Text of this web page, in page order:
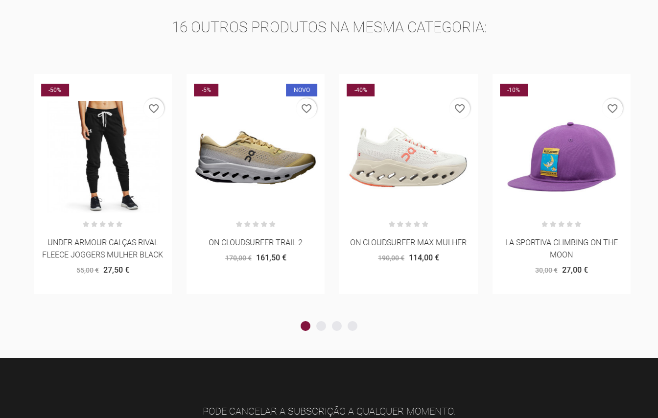
16 OUTROS PRODUTOS NA MESMA CATEGORIA:
-50%
UNDER ARMOUR CALÇAS RIVAL
FLEECE JOGGERS MULHER BLACK
55,00 € 27,50 €
favorite_border
-5% NOVO
ON CLOUDSURFER TRAIL 2
170,00 € 161,50 €
favorite_border
-40%
ON CLOUDSURFER MAX MULHER
190,00 € 114,00 €
favorite_border
-10%
LA SPORTIVA CLIMBING ON THE
MOON
30,00 € 27,00 €
favorite_border
PODE CANCELAR A SUBSCRIÇÃO A QUALQUER MOMENTO.